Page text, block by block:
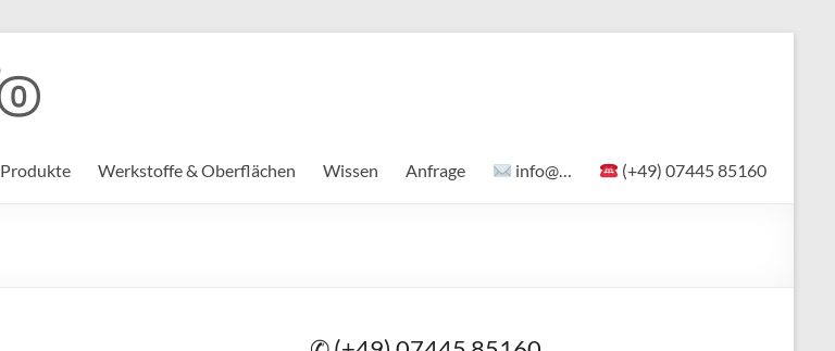
Produkte Werkstoffe & Oberflächen Wissen Anfrage info@… (+49) 07445 85160